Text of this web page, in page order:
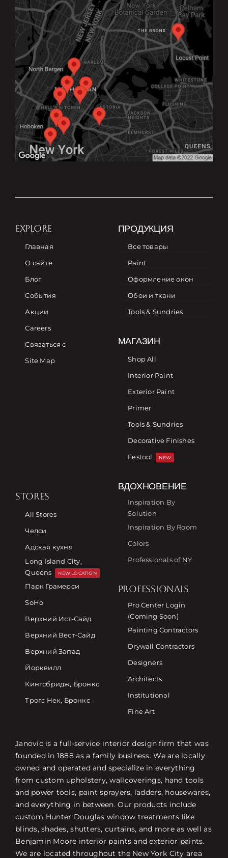
EXPLORE
Главная
О сайте
Блог
События
Акции
Careers
Связаться с
Site Map
ПРОДУКЦИЯ
Все товары
Paint
Оформление окон
Обои и ткани
Tools & Sundries
МАГАЗИН
Shop All
Interior Paint
Exterior Paint
Primer
Tools & Sundries
Decorative Finishes
Festool
NEW
STORES
All Stores
Челси
Адская кухня
Long Island City,
Queens
NEW LOCATION
Парк Грамерси
SoHo
Верхний Ист-Сайд
Верхний Вест-Сайд
Верхний Запад
Йорквилл
Кингсбридж, Бронкс
Трогс Нек, Бронкс
ВДОХНОВЕНИЕ
Inspiration By
Solution
Inspiration By Room
Colors
Professionals of NY
PROFESSIONALS
Pro Center Login
(Coming Soon)
Painting Contractors
Drywall Contractors
Designers
Architects
Institutional
Fine Art
Janovic is a full-service interior design firm that was
founded in 1888 as a family business. We are locally
owned and operated and specialize in everything
from custom upholstery, wallcoverings, hand tools
and power tools, paint sprayers, ladders, housewares,
and everything in between. Our products include
custom Hunter Douglas window treatments like
blinds, shades, shutters, curtains, and more as well as
Benjamin Moore interior paints and exterior paints.
We are located throughout the New York City area